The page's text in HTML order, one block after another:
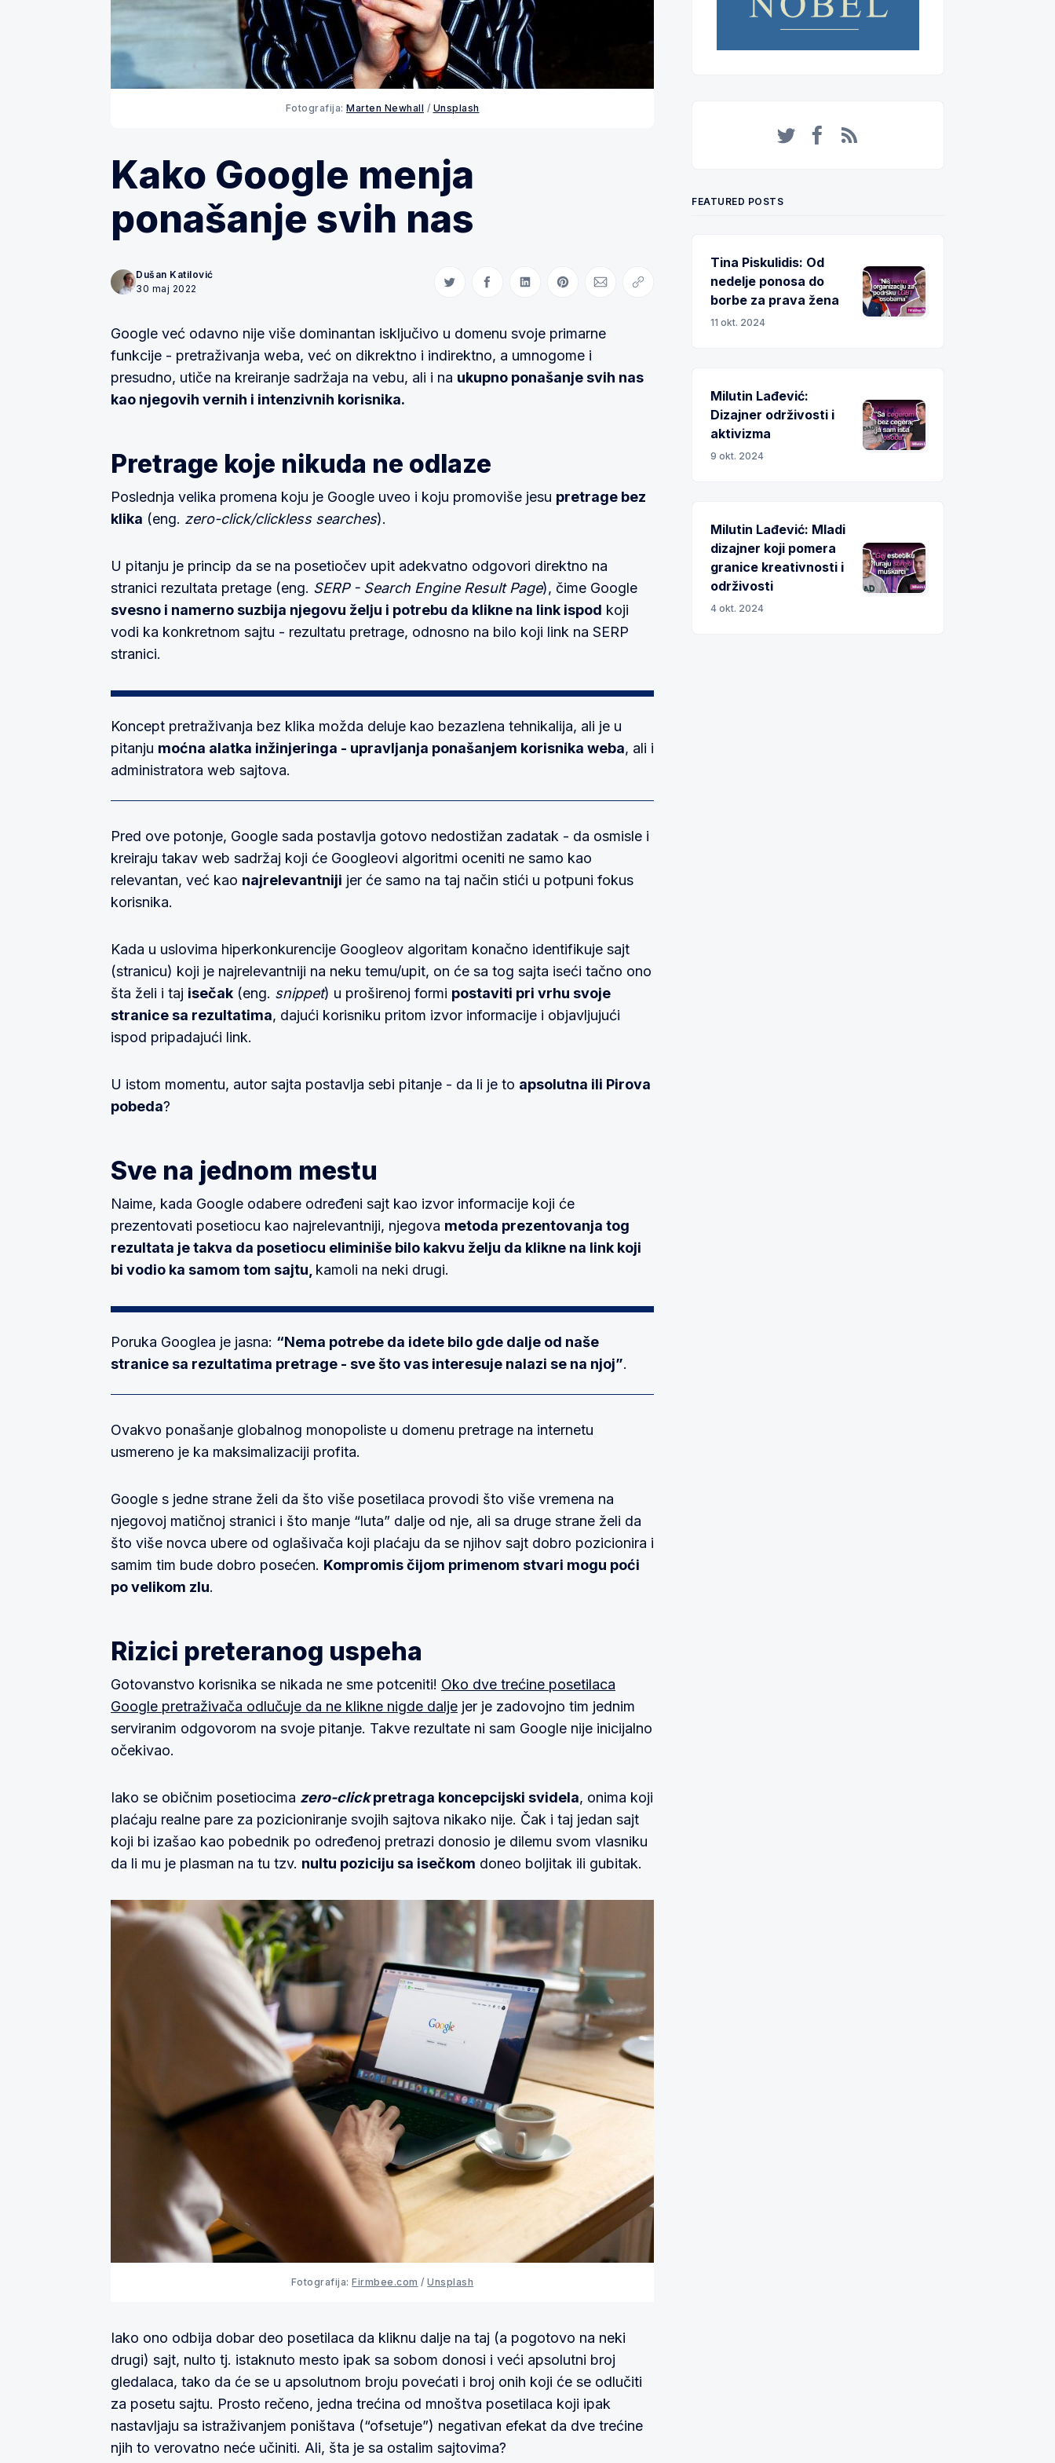
Fotografija: Marten Newhall / Unsplash
Kako Google menja
ponašanje svih nas
Dušan Katilović
30 maj 2022
Share on Twitter
Share on Facebook
Share on LinkedIn
Share on Pinterest
Share via Email
Copy link
Google već odavno nije više dominantan isključivo u domenu svoje primarne
funkcije - pretraživanja weba, već on dikrektno i indirektno, a umnogome i
presudno, utiče na kreiranje sadržaja na vebu, ali i na ukupno ponašanje svih nas
kao njegovih vernih i intenzivnih korisnika.
Pretrage koje nikuda ne odlaze
Poslednja velika promena koju je Google uveo i koju promoviše jesu pretrage bez
klika (eng. zero-click/clickless searches).
U pitanju je princip da se na posetiočev upit adekvatno odgovori direktno na
stranici rezultata pretage (eng. SERP - Search Engine Result Page), čime Google
svesno i namerno suzbija njegovu želju i potrebu da klikne na link ispod koji
vodi ka konkretnom sajtu - rezultatu pretrage, odnosno na bilo koji link na SERP
stranici.
Koncept pretraživanja bez klika možda deluje kao bezazlena tehnikalija, ali je u
pitanju moćna alatka inžinjeringa - upravljanja ponašanjem korisnika weba, ali i
administratora web sajtova.
Pred ove potonje, Google sada postavlja gotovo nedostižan zadatak - da osmisle i
kreiraju takav web sadržaj koji će Googleovi algoritmi oceniti ne samo kao
relevantan, već kao najrelevantniji jer će samo na taj način stići u potpuni fokus
korisnika.
Kada u uslovima hiperkonkurencije Googleov algoritam konačno identifikuje sajt
(stranicu) koji je najrelevantniji na neku temu/upit, on će sa tog sajta iseći tačno ono
šta želi i taj isečak (eng. snippet) u proširenoj formi postaviti pri vrhu svoje
stranice sa rezultatima, dajući korisniku pritom izvor informacije i objavljujući
ispod pripadajući link.
U istom momentu, autor sajta postavlja sebi pitanje - da li je to apsolutna ili Pirova
pobeda?
Sve na jednom mestu
Naime, kada Google odabere određeni sajt kao izvor informacije koji će
prezentovati posetiocu kao najrelevantniji, njegova metoda prezentovanja tog
rezultata je takva da posetiocu eliminiše bilo kakvu želju da klikne na link koji
bi vodio ka samom tom sajtu, kamoli na neki drugi.
Poruka Googlea je jasna: “Nema potrebe da idete bilo gde dalje od naše
stranice sa rezultatima pretrage - sve što vas interesuje nalazi se na njoj”.
Ovakvo ponašanje globalnog monopoliste u domenu pretrage na internetu
usmereno je ka maksimalizaciji profita.
Google s jedne strane želi da što više posetilaca provodi što više vremena na
njegovoj matičnoj stranici i što manje “luta” dalje od nje, ali sa druge strane želi da
što više novca ubere od oglašivača koji plaćaju da se njihov sajt dobro pozicionira i
samim tim bude dobro posećen. Kompromis čijom primenom stvari mogu poći
po velikom zlu.
Rizici preteranog uspeha
Gotovanstvo korisnika se nikada ne sme potceniti! Oko dve trećine posetilaca
Google pretraživača odlučuje da ne klikne nigde dalje jer je zadovojno tim jednim
serviranim odgovorom na svoje pitanje. Takve rezultate ni sam Google nije inicijalno
očekivao.
Iako se običnim posetiocima zero-clickpretraga koncepcijski svidela, onima koji
plaćaju realne pare za pozicioniranje svojih sajtova nikako nije. Čak i taj jedan sajt
koji bi izašao kao pobednik po određenoj pretrazi donosio je dilemu svom vlasniku
da li mu je plasman na tu tzv. nultu poziciju sa isečkom doneo boljitak ili gubitak.
Fotografija:Firmbee.com /Unsplash
Iako ono odbija dobar deo posetilaca da kliknu dalje na taj (a pogotovo na neki
drugi) sajt, nulto tj. istaknuto mesto ipak sa sobom donosi i veći apsolutni broj
gledalaca, tako da će se u apsolutnom broju povećati i broj onih koji će se odlučiti
za posetu sajtu. Prosto rečeno, jedna trećina od mnoštva posetilaca koji ipak
nastavljaju sa istraživanjem poništava (“ofsetuje”) negativan efekat da dve trećine
njih to verovatno neće učiniti. Ali, šta je sa ostalim sajtovima?
FEATURED POSTS
Tina Piskulidis: Od
nedelje ponosa do
borbe za prava žena
11 okt. 2024
Milutin Lađević:
Dizajner održivosti i
aktivizma
9 okt. 2024
Milutin Lađević: Mladi
dizajner koji pomera
granice kreativnosti i
održivosti
4 okt. 2024